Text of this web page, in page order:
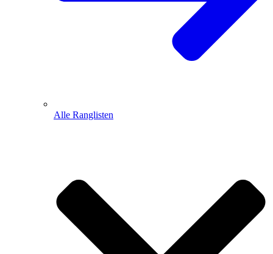
Alle Ranglisten